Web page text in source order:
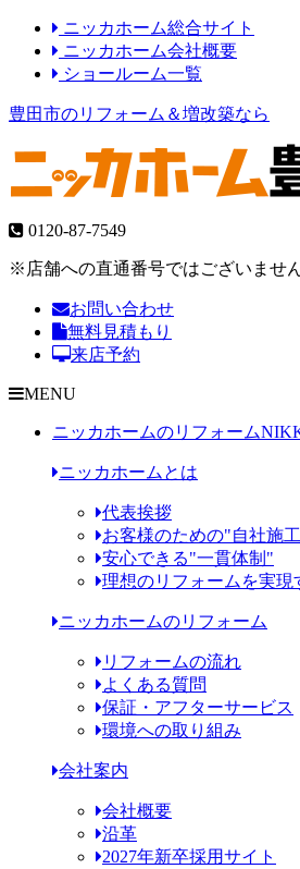
ニッカホーム総合サイト
ニッカホーム会社概要
ショールーム一覧
豊田市のリフォーム＆増改築なら
0120-87-7549
※店舗への直通番号ではございませ
お問い合わせ
無料見積もり
来店予約
MENU
ニッカホームのリフォーム
ニッカホームとは
代表挨拶
お客様のための"自社施
安心できる"一貫体制"
理想のリフォームを実現
ニッカホームのリフォーム
リフォームの流れ
よくある質問
保証・アフターサービス
環境への取り組み
会社案内
会社概要
沿革
2027年新卒採用サイト